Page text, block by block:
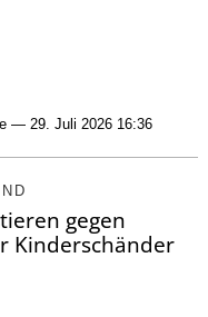
— 29. Juli 2026 16:36
gegen
Kinderschänder